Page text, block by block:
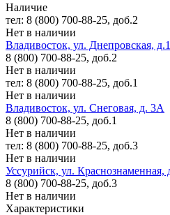
Наличие
тел: 8 (800) 700-88-25, доб.2
Нет в наличии
Владивосток, ул. Днепровская,
8 (800) 700-88-25, доб.2
Нет в наличии
тел: 8 (800) 700-88-25, доб.1
Нет в наличии
Владивосток, ул. Снеговая, д. 3А
8 (800) 700-88-25, доб.1
Нет в наличии
тел: 8 (800) 700-88-25, доб.3
Нет в наличии
Уссурийск, ул. Краснознаменная,
8 (800) 700-88-25, доб.3
Нет в наличии
Характеристики